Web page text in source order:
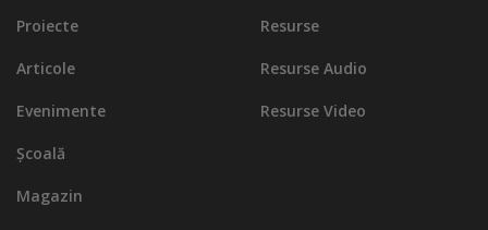
Proiecte
Articole
Evenimente
Școală
Magazin
Resurse
Resurse Audio
Resurse Video